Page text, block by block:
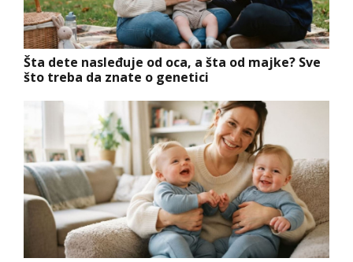
Šta dete nasleđuje od oca, a šta od majke? Sve
što treba da znate o genetici